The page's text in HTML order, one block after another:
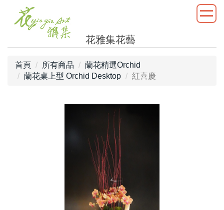
花雅集花藝
首頁 所有商品
蘭花精選Orchid
蘭花桌上型 Orchid Desktop
紅喜慶